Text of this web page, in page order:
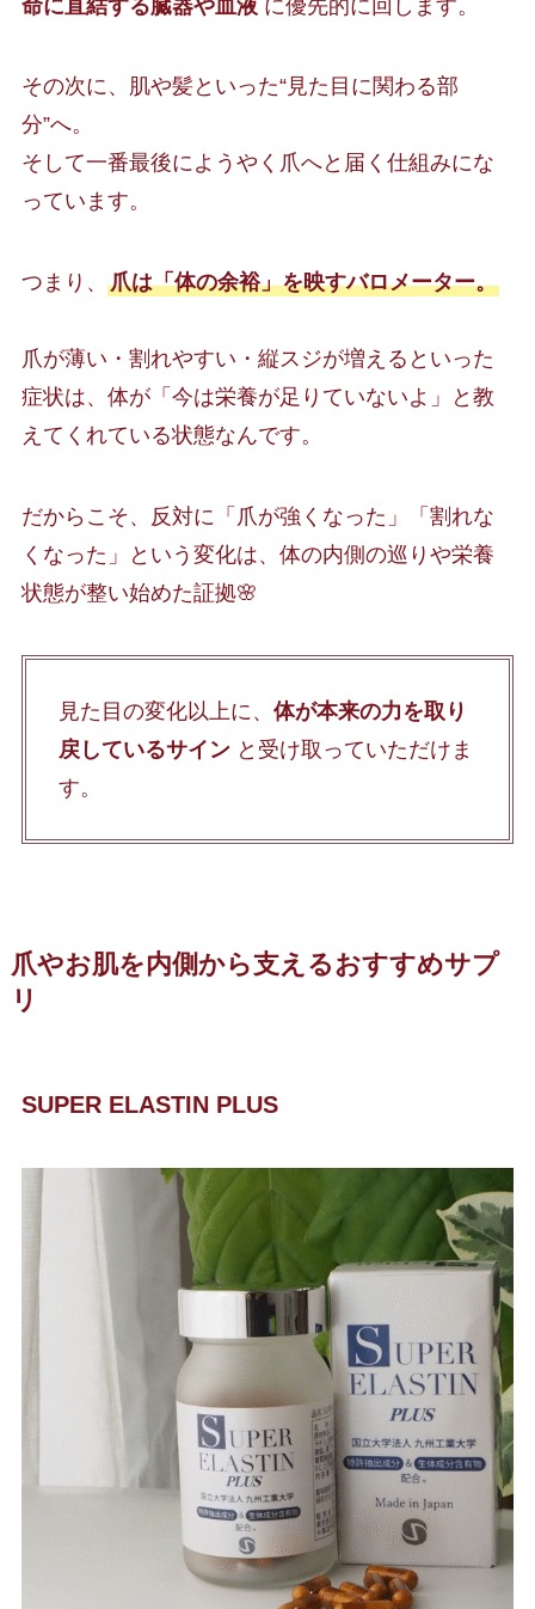
命に直結する臓器や血液に優先的に回します。
その次に、肌や髪といった“見た目に関わる部
分”へ。
そして一番最後にようやく爪へと届く仕組みにな
っています。
つまり、 爪は「体の余裕」を映すバロメーター。
爪が薄い・割れやすい・縦スジが増えるといった
症状は、体が「今は栄養が足りていないよ」と教
えてくれている状態なんです。
だからこそ、反対に「爪が強くなった」「割れな
くなった」という変化は、体の内側の巡りや栄養
状態が整い始めた証拠🌸
見た目の変化以上に、 体が本来の力を取り
戻しているサインと受け取っていただけま
す。
爪やお肌を内側から支えるおすすめサプ
リ
SUPER ELASTIN PLUS